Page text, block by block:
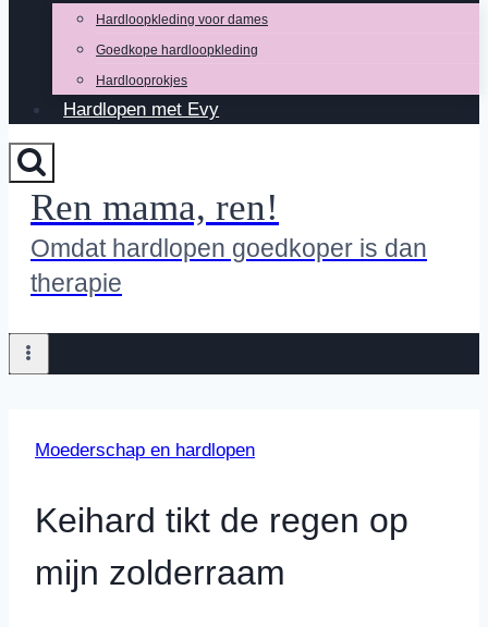
Hardloopkleding voor dames
Goedkope hardloopkleding
Hardlooprokjes
Hardlopen met Evy
Ren mama, ren!
Omdat hardlopen goedkoper is dan
therapie
Moederschap en hardlopen
Keihard tikt de regen op
mijn zolderraam